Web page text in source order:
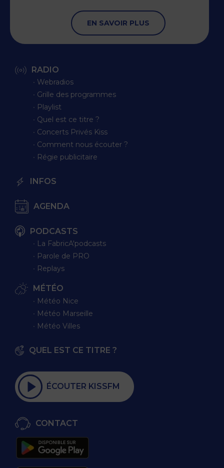
EN SAVOIR PLUS
RADIO
∙ Webradios
∙ Grille des programmes
∙ Playlist
∙ Quel est ce titre ?
∙ Concerts Privés Kiss
∙ Comment nous écouter ?
∙ Régie publicitaire
INFOS
AGENDA
PODCASTS
∙ La FabricA'podcasts
∙ Parole de PRO
∙ Replays
MÉTÉO
∙ Météo Nice
∙ Météo Marseille
∙ Météo Villes
QUEL EST CE TITRE ?
ÉCOUTER KISSFM
CONTACT